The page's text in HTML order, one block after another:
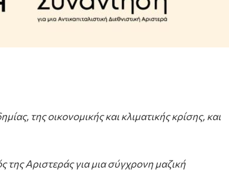
της οικονομικής και κλιματικής κρίσης, και
Αριστεράς για μια σύγχρονη μαζική